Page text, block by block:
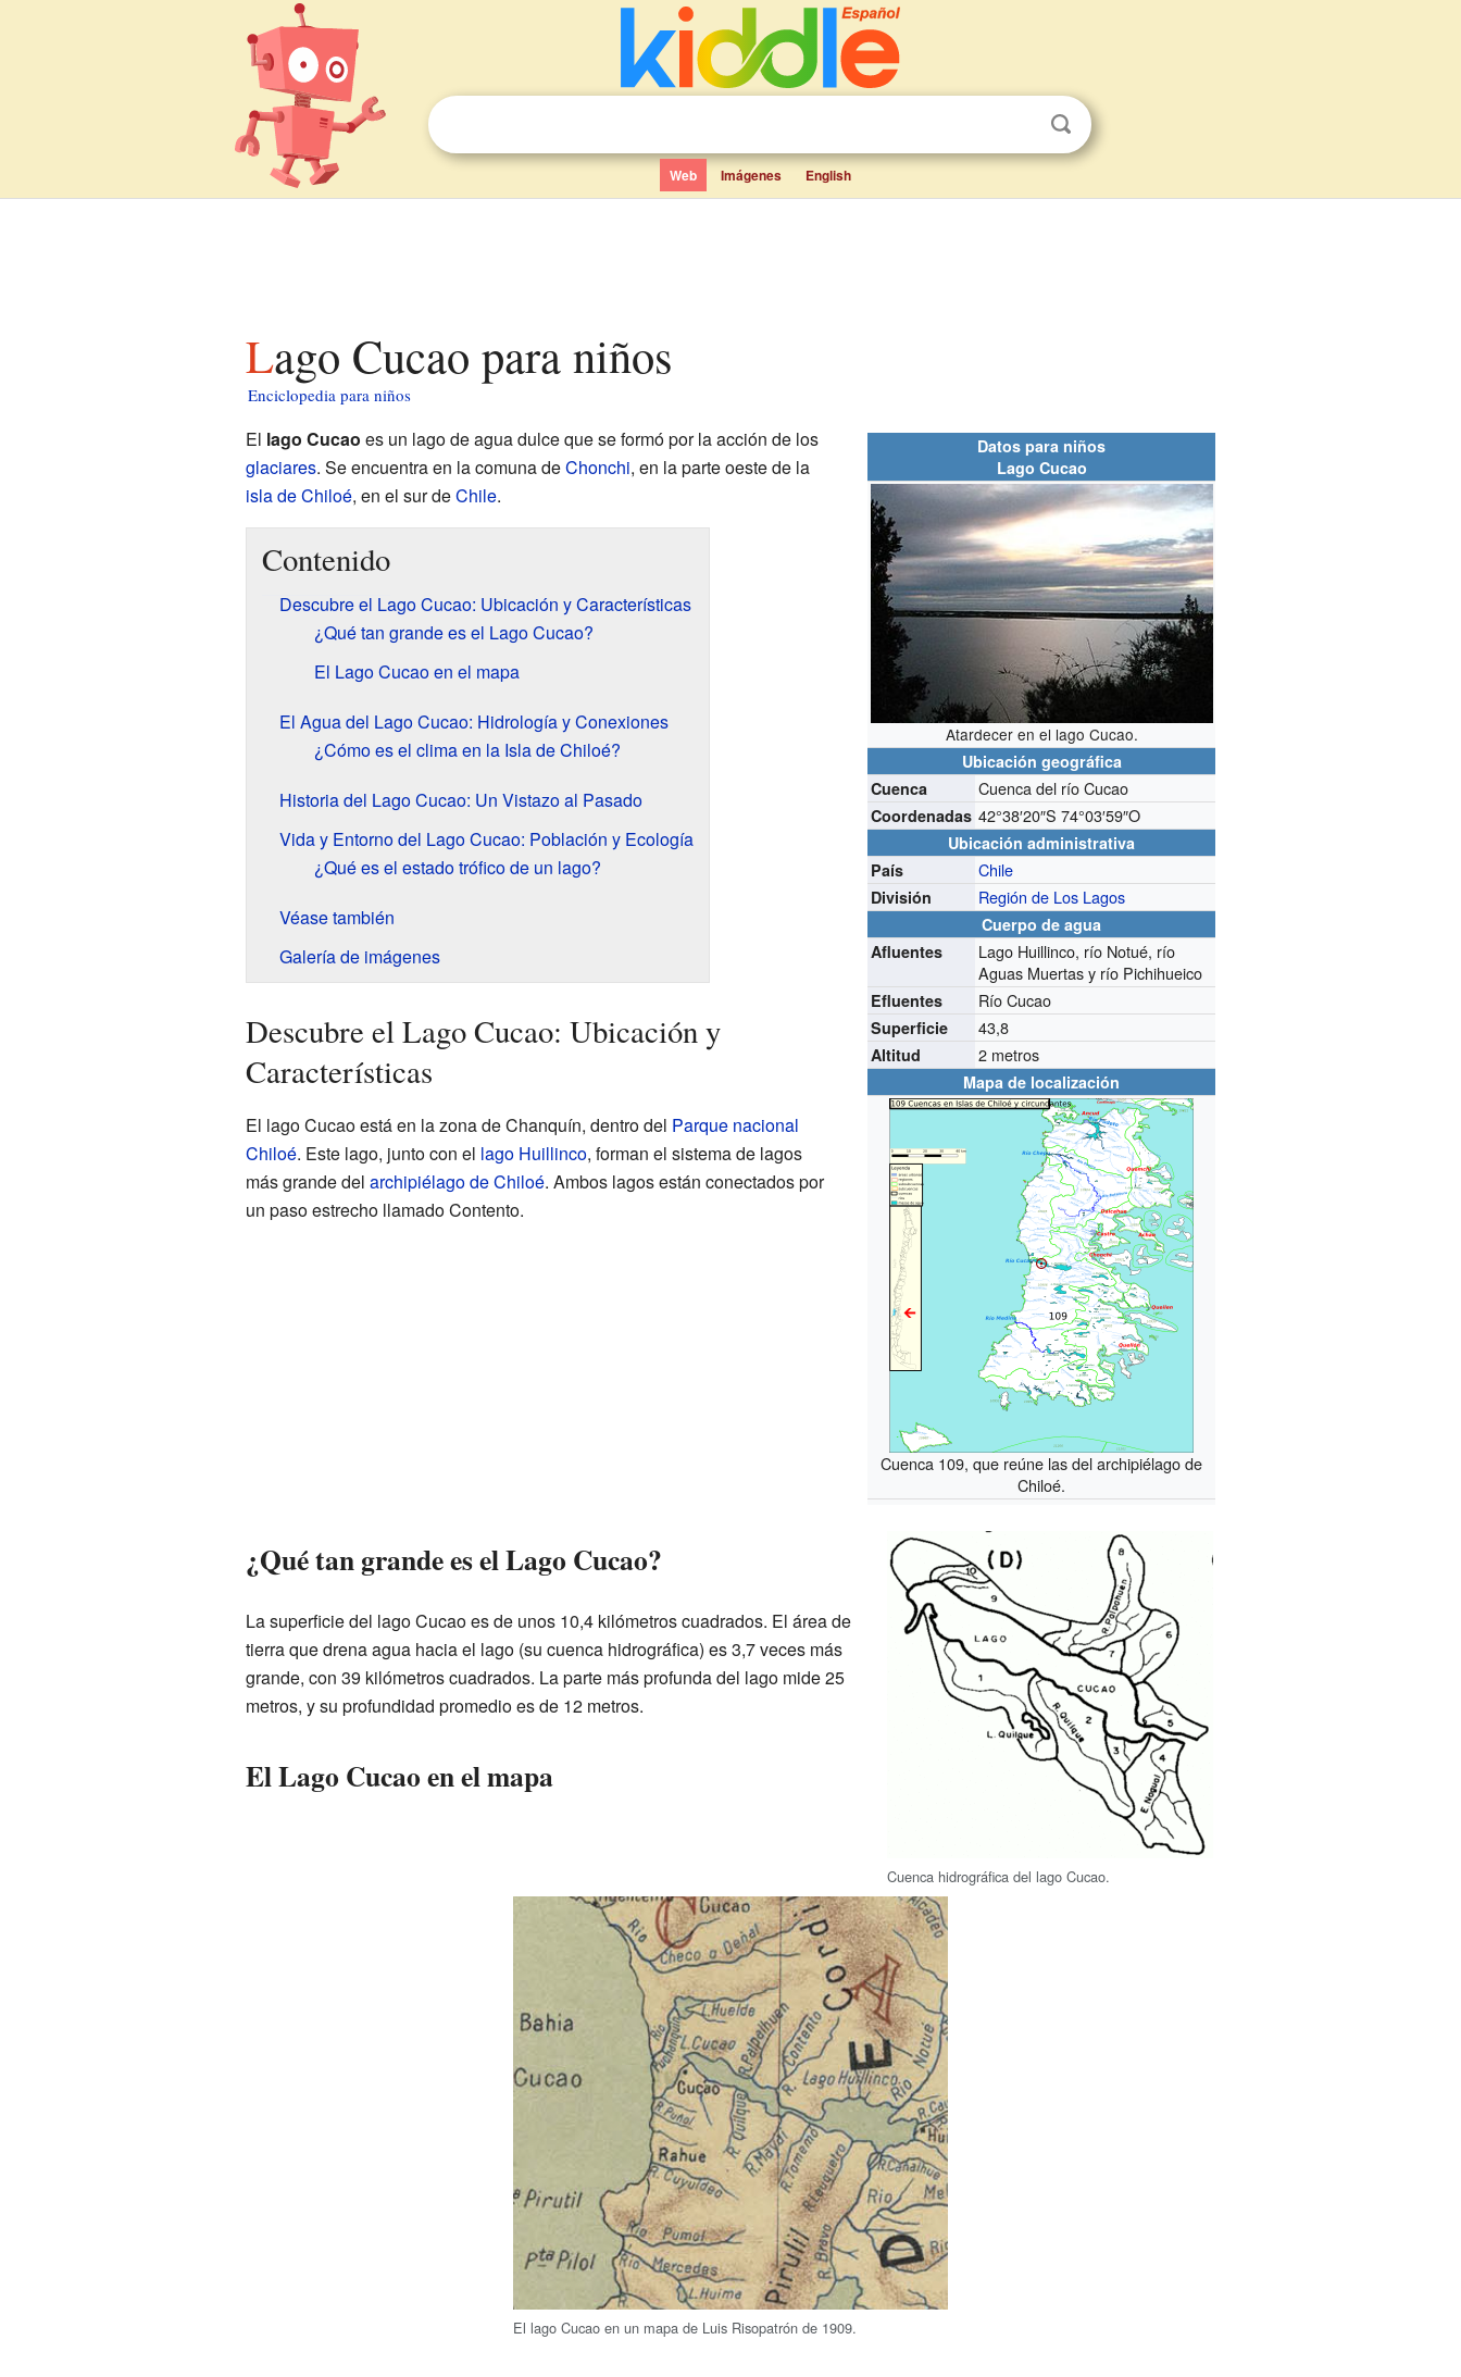
Web Imágenes English
Lago Cucao para niños
Enciclopedia para niños
Datos para niños
Lago Cucao
Atardecer en el lago Cucao.
Ubicación geográfica
Cuenca
Cuenca del río Cucao
Coordenadas 42°38′20″S 74°03′59″O
Ubicación administrativa
País
Chile
División Región de Los Lagos
Cuerpo de agua
Afluentes
Lago Huillinco, río Notué, río
Aguas Muertas y río Pichihueico
Efluentes Río Cucao
Superficie 43,8
Altitud 2 metros
Mapa de localización
Cuenca 109, que reúne las del archipiélago de
Chiloé.
El lago Cucao es un lago de agua dulce que se formó por la acción de los
glaciares. Se encuentra en la comuna deChonchi, en la parte oeste de la
isla de Chiloé, en el sur deChile.
Contenido
Descubre el Lago Cucao: Ubicación y Características
¿Qué tan grande es el Lago Cucao?
El Lago Cucao en el mapa
El Agua del Lago Cucao: Hidrología y Conexiones
¿Cómo es el clima en la Isla de Chiloé?
Historia del Lago Cucao: Un Vistazo al Pasado
Vida y Entorno del Lago Cucao: Población y Ecología
¿Qué es el estado trófico de un lago?
Véase también
Galería de imágenes
Descubre el Lago Cucao: Ubicación y
Características
Cuenca hidrográfica del lago Cucao.
El lago Cucao está en la zona de Chanquín, dentro del Parque nacional
Chiloé. Este lago, junto con el lago Huillinco, forman el sistema de lagos
más grande del archipiélago de Chiloé. Ambos lagos están conectados por
un paso estrecho llamado Contento.
¿Qué tan grande es el Lago Cucao?
La superficie del lago Cucao es de unos 10,4 kilómetros cuadrados. El área de
tierra que drena agua hacia el lago (su cuenca hidrográfica) es 3,7 veces más
grande, con 39 kilómetros cuadrados. La parte más profunda del lago mide 25
metros, y su profundidad promedio es de 12 metros.
El Lago Cucao en el mapa
El lago Cucao en un mapa de Luis Risopatrón de 1909.